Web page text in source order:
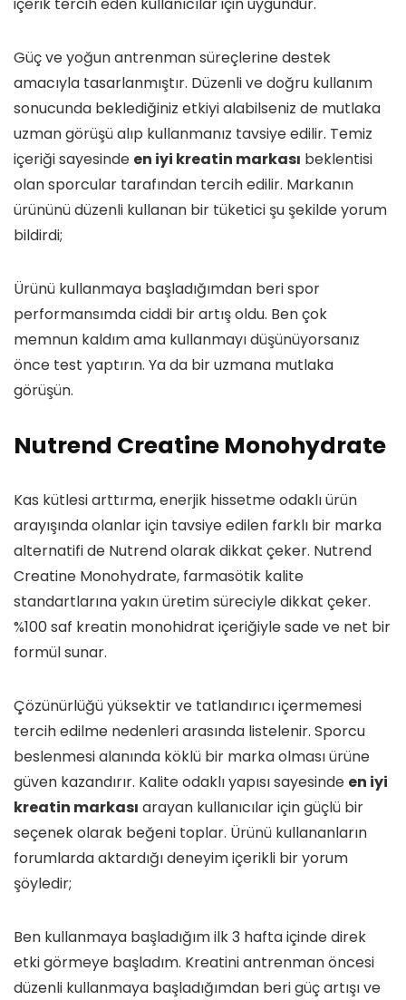
içerik tercih eden kullanıcılar için uygundur.
Güç ve yoğun antrenman süreçlerine destek
amacıyla tasarlanmıştır. Düzenli ve doğru kullanım
sonucunda beklediğiniz etkiyi alabilseniz de mutlaka
uzman görüşü alıp kullanmanız tavsiye edilir. Temiz
içeriği sayesinde en iyi kreatin markası beklentisi
olan sporcular tarafından tercih edilir. Markanın
ürününü düzenli kullanan bir tüketici şu şekilde yorum
bildirdi;
Ürünü kullanmaya başladığımdan beri spor
performansımda ciddi bir artış oldu. Ben çok
memnun kaldım ama kullanmayı düşünüyorsanız
önce test yaptırın. Ya da bir uzmana mutlaka
görüşün.
Nutrend Creatine Monohydrate
Kas kütlesi arttırma, enerjik hissetme odaklı ürün
arayışında olanlar için tavsiye edilen farklı bir marka
alternatifi de Nutrend olarak dikkat çeker. Nutrend
Creatine Monohydrate, farmasötik kalite
standartlarına yakın üretim süreciyle dikkat çeker.
%100 saf kreatin monohidrat içeriğiyle sade ve net bir
formül sunar.
Çözünürlüğü yüksektir ve tatlandırıcı içermemesi
tercih edilme nedenleri arasında listelenir. Sporcu
beslenmesi alanında köklü bir marka olması ürüne
güven kazandırır. Kalite odaklı yapısı sayesinde en iyi
kreatin markası arayan kullanıcılar için güçlü bir
seçenek olarak beğeni toplar. Ürünü kullananların
forumlarda aktardığı deneyim içerikli bir yorum
şöyledir;
Ben kullanmaya başladığım ilk 3 hafta içinde direk
etki görmeye başladım. Kreatini antrenman öncesi
düzenli kullanmaya başladığımdan beri güç artışı ve